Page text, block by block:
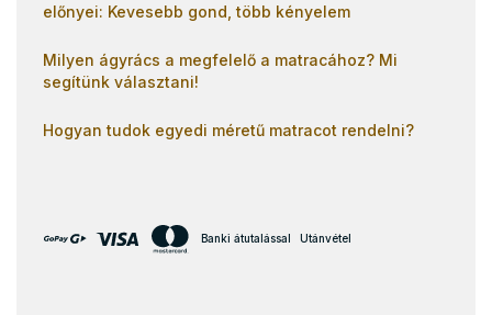
előnyei: Kevesebb gond, több kényelem
Milyen ágyrács a megfelelő a matracához? Mi
segítünk választani!
Hogyan tudok egyedi méretű matracot rendelni?
Banki átutalással Utánvétel